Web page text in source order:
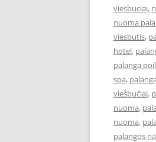
viesbuciai,
nuoma
viesbutis,
hotel,
palanga
spa,
viešbučiai,
nuoma,
nuoma,
palangos